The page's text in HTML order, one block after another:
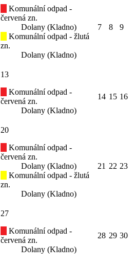
Komunální odpad -
červená zn.
Dolany (Kladno)
Komunální odpad - žlutá
zn.
Dolany (Kladno)
7 8 9
13
Komunální odpad -
červená zn.
Dolany (Kladno)
14 15 16
20
Komunální odpad -
červená zn.
Dolany (Kladno)
Komunální odpad - žlutá
zn.
Dolany (Kladno)
21 22 23
27
Komunální odpad -
červená zn.
Dolany (Kladno)
28 29 30